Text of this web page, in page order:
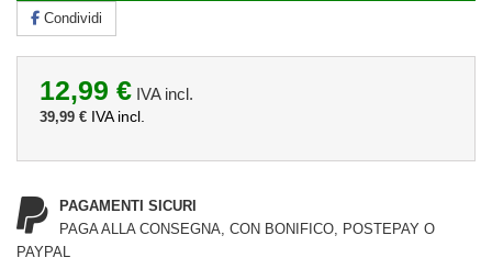
Condividi
12,99 € IVA incl.
39,99 € IVA incl.
PAGAMENTI SICURI
PAGA ALLA CONSEGNA, CON BONIFICO, POSTEPAY O
PAYPAL